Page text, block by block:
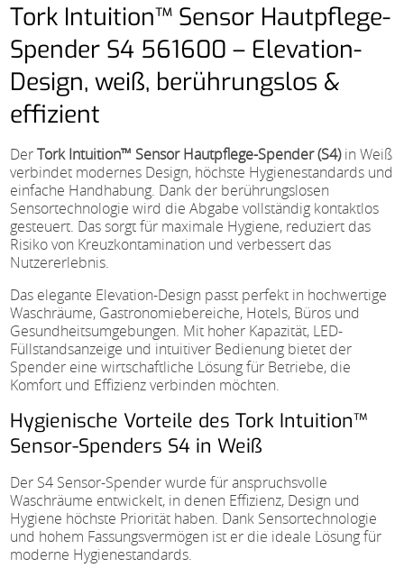
Tork Intuition™ Sensor Hautpflege-
Spender S4 561600 – Elevation-
Design, weiß, berührungslos &
effizient
DerTork Intuition™ Sensor Hautpflege-Spender (S4)in Weiß
verbindet modernes Design, höchste Hygienestandards und
einfache Handhabung. Dank der berührungslosen
Sensortechnologie wird die Abgabe vollständig kontaktlos
gesteuert. Das sorgt für maximale Hygiene, reduziert das
Risiko von Kreuzkontamination und verbessert das
Nutzererlebnis.
Das elegante Elevation-Design passt perfekt in hochwertige
Waschräume, Gastronomiebereiche, Hotels, Büros und
Gesundheitsumgebungen. Mit hoher Kapazität, LED-
Füllstandsanzeige und intuitiver Bedienung bietet der
Spender eine wirtschaftliche Lösung für Betriebe, die
Komfort und Effizienz verbinden möchten.
Hygienische Vorteile des Tork Intuition™
Sensor-Spenders S4 in Weiß
Der S4 Sensor-Spender wurde für anspruchsvolle
Waschräume entwickelt, in denen Effizienz, Design und
Hygiene höchste Priorität haben. Dank Sensortechnologie
und hohem Fassungsvermögen ist er die ideale Lösung für
moderne Hygienestandards.